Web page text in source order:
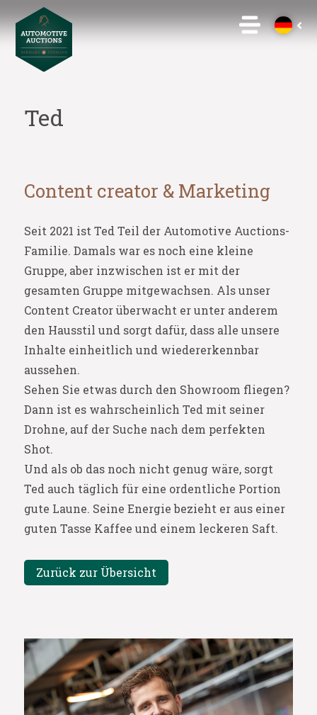
Ted
Content creator & Marketing
Seit 2021 ist Ted Teil der Automotive Auctions-
Familie. Damals war es noch eine kleine
Gruppe, aber inzwischen ist er mit der
gesamten Gruppe mitgewachsen. Als unser
Content Creator überwacht er unter anderem
den Hausstil und sorgt dafür, dass alle unsere
Inhalte einheitlich und wiedererkennbar
aussehen.
Sehen Sie etwas durch den Showroom fliegen?
Dann ist es wahrscheinlich Ted mit seiner
Drohne, auf der Suche nach dem perfekten
Shot.
Und als ob das noch nicht genug wäre, sorgt
Ted auch täglich für eine ordentliche Portion
gute Laune. Seine Energie bezieht er aus einer
guten Tasse Kaffee und einem leckeren Saft.
Zurück zur Übersicht